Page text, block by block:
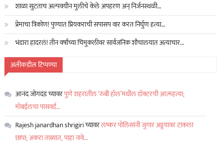
शाळा सुटताच अल्पवयीन मुलीचे केले अपहरण अन् निर्जनस्थळी…
प्रेमाचा त्रिकोण! पुण्यात प्रियकराची सपासप वार करत निर्घुण हत्या…
भंडारा हादरलं! तीन वर्षांच्या चिमुकलीवर सार्वजनिक शौचालयात अत्याचार…
अलीकडील टिप्पण्या
आनंद जोगदंडच्यावरपुणे शहरातील ‘रुबी हॉल’मधील डॉक्टरची आत्महत्या;
मोबईलचा पासवर्ड…
Rajesh janardhan shrigiriच्यावरलष्कर पोलिसांनी जुगार अड्डयावर टाकला
छापा; अकरा ताब्यात, पाहा नावे…